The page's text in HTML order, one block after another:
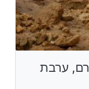
ערבת